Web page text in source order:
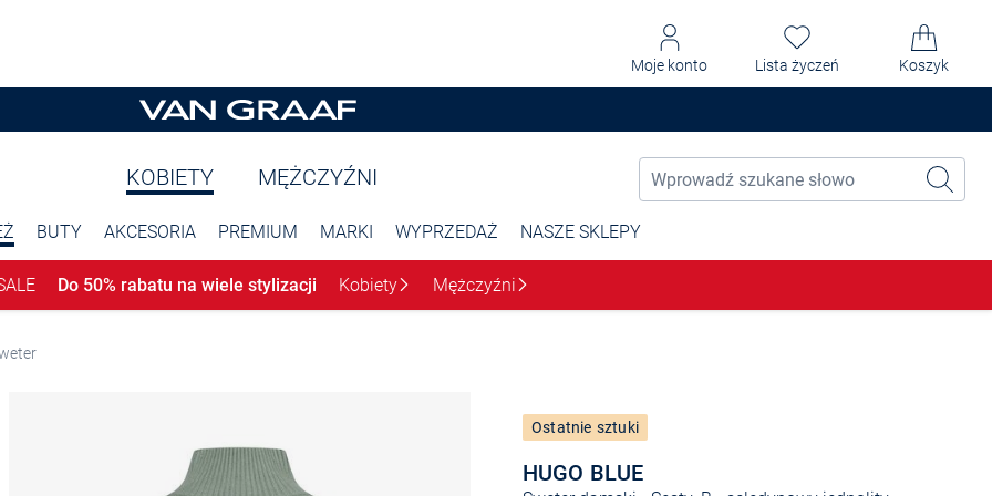
Moje konto Lista życzeń Koszyk
KOBIETY MĘŻCZYŹNI
BUTY AKCESORIA PREMIUM MARKI WYPRZEDAŻ NASZE SKLEPY
Do 50% rabatu na wiele stylizacji Kobiety Mężczyźni
HUGO BLUE
Ostatnie sztuki